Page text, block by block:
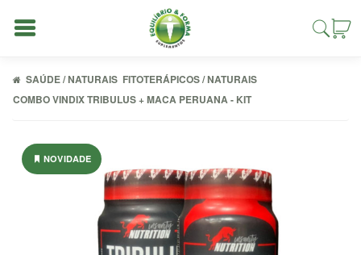
Entrar
SAÚDE / NATURAIS FITOTERÁPICOS / NATURAIS
COMBO VINDIX TRIBULUS + MACA PERUANA - KIT
NOVIDADE